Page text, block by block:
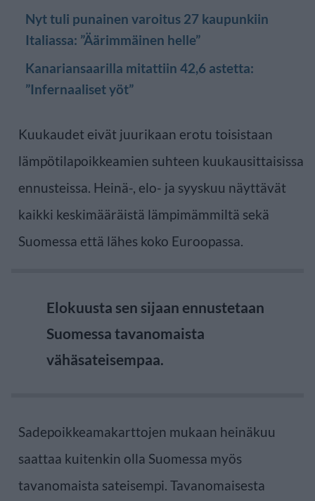
Nyt tuli punainen varoitus 27 kaupunkiin
Italiassa: ”Äärimmäinen helle”
Kanariansaarilla mitattiin 42,6 astetta:
”Infernaaliset yöt”
Kuukaudet eivät juurikaan erotu toisistaan
lämpötilapoikkeamien suhteen kuukausittaisissa
ennusteissa. Heinä-, elo- ja syyskuu näyttävät
kaikki keskimääräistä lämpimämmiltä sekä
Suomessa että lähes koko Euroopassa.
Elokuusta sen sijaan ennustetaan
Suomessa tavanomaista
vähäsateisempaa.
Sadepoikkeamakarttojen mukaan heinäkuu
saattaa kuitenkin olla Suomessa myös
tavanomaista sateisempi. Tavanomaisesta